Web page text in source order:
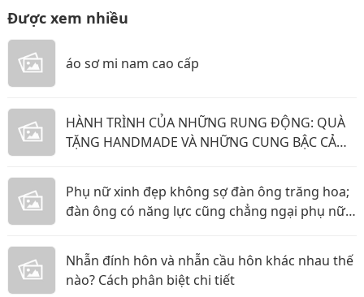
Được xem nhiều
áo sơ mi nam cao cấp
HÀNH TRÌNH CỦA NHỮNG RUNG ĐỘNG: QUÀ
TẶNG HANDMADE VÀ NHỮNG CUNG BẬC CẢM
Phụ nữ xinh đẹp không sợ đàn ông trăng hoa;
đàn ông có năng lực cũng chẳng ngại phụ nữ
Nhẫn đính hôn và nhẫn cầu hôn khác nhau thế
nào? Cách phân biệt chi tiết